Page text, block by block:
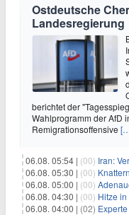
Ostdeutsche
Landesregierung
berichtet der
Wahlprogramm der AfD
Remigrationsoffensive
06.08. 05:54 | (00) Iran:
06.08. 05:30 | (00)
06.08. 05:00 | (00)
06.08. 04:30 | (00) Hitze in
06.08. 04:00 | (02) Experte